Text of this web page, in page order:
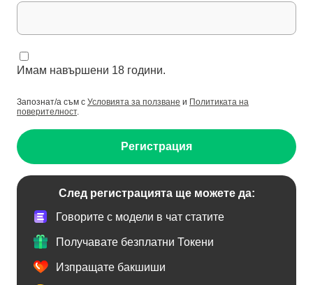
Имам навършени 18 години.
Запознат/а съм с Условията за ползване и Политиката на
поверителност.
Регистрация
След регистрацията ще можете да:
Говорите с модели в чат статите
Получавате безплатни Токени
Изпращате бакшиши